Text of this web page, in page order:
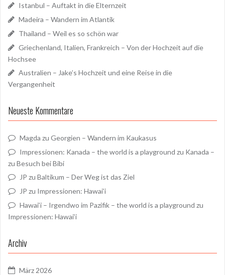
Istanbul – Auftakt in die Elternzeit
Madeira – Wandern im Atlantik
Thailand – Weil es so schön war
Griechenland, Italien, Frankreich – Von der Hochzeit auf die
Hochsee
Australien – Jake’s Hochzeit und eine Reise in die
Vergangenheit
Neueste Kommentare
Magda zu Georgien – Wandern im Kaukasus
Impressionen: Kanada – the world is a playground zu Kanada –
zu Besuch bei Bibi
JP zu Baltikum – Der Weg ist das Ziel
JP zu Impressionen: Hawai’i
Hawai’i – Irgendwo im Pazifik – the world is a playground zu
Impressionen: Hawai’i
Archiv
März 2026